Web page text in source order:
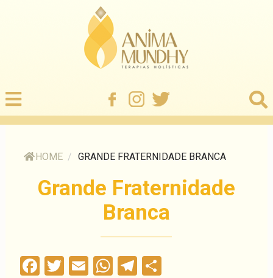
HOME / GRANDE FRATERNIDADE BRANCA
Grande Fraternidade
Branca
Facebook
Twitter
EmailWhatsApp
Telegram